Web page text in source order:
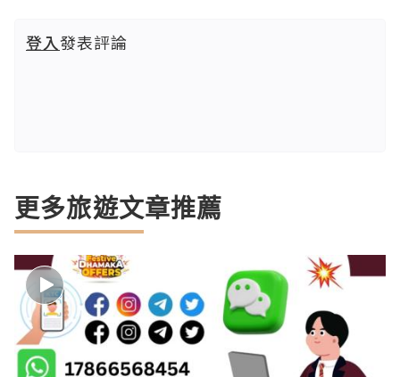
登入發表評論
更多旅遊文章推薦